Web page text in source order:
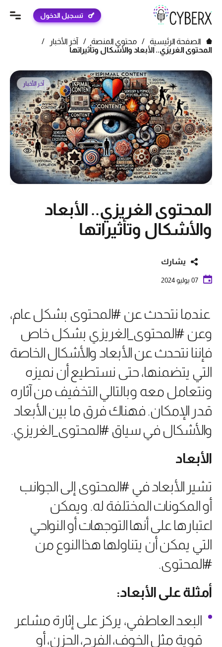
تسجيل الدخول
الصفحة الرئيسية / محتوى المنصة / آخر الأخبار
/
المحتوى الغريزي.. الأبعاد والأشكال وتأثيراتها
آخر الأخبار
المحتوى الغريزي.. الأبعاد
والأشكال وتأثيراتها
يشارك
07 يوليو 2024
عندما نتحدث عن #المحتوى بشكل عام،
وعن #المحتوى_الغريزي بشكل خاص
فإننا نتحدث عن الأبعاد والأشكال الخاصة
التي يتضمنها، حتى نستطيع أن نميزه
ونتعامل معه وبالتالي التخفيف من آثاره
قدر الإمكان. فهناك فرق ما بين الأبعاد
والأشكال في سياق #المحتوى_الغريزي.
الأبعاد
تشير الأبعاد في #المحتوى إلى الجوانب
أو المكونات المختلفة له. ويمكن
اعتبارها على أنها التوجهات أو النواحي
التي يمكن أن يتناولها هذا النوع من
#المحتوى.
أمثلة على الأبعاد:
البعد العاطفي، يركز على إثارة مشاعر
قوية مثل الخوف، الفرح، الحزن، أو